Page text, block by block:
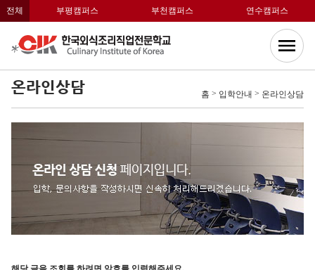
전체 부평캠퍼스 부천캠퍼스 연수캠퍼스
온라인상담 홈 > 입학안내 > 온라인상담